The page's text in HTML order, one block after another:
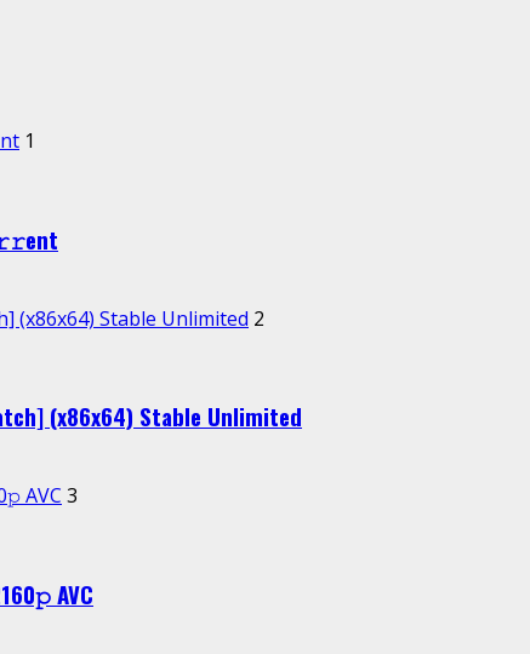
1
(x86x64) Stable Unlimited 2
(x86x64) Stable Unlimited
AVC 3
AVC